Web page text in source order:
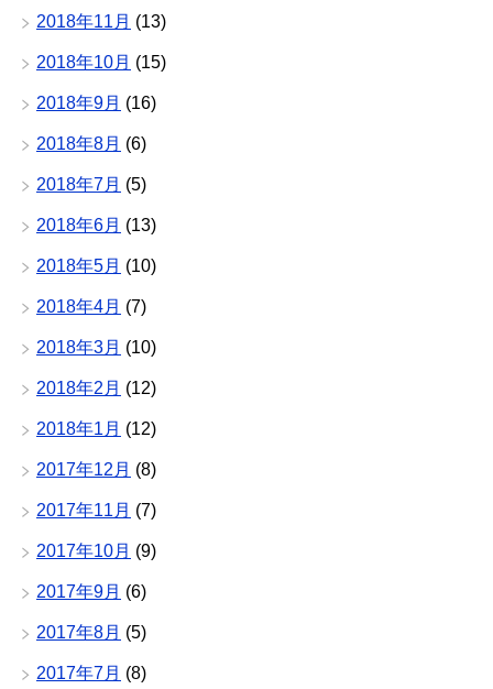
2018年11月 (13)
2018年10月 (15)
2018年9月 (16)
2018年8月 (6)
2018年7月 (5)
2018年6月 (13)
2018年5月 (10)
2018年4月 (7)
2018年3月 (10)
2018年2月 (12)
2018年1月 (12)
2017年12月 (8)
2017年11月 (7)
2017年10月 (9)
2017年9月 (6)
2017年8月 (5)
2017年7月 (8)